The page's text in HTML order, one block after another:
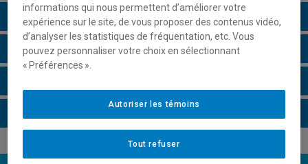
Description du cours
Horaire - Été 2026
informations qui nous permettent d’améliorer votre
expérience sur le site, de vous proposer des contenus vidéo,
d’analyser les statistiques de fréquentation, etc. Vous
pouvez personnaliser votre choix en sélectionnant
« Préférences ».
Tout refuser
Autoriser les témoins